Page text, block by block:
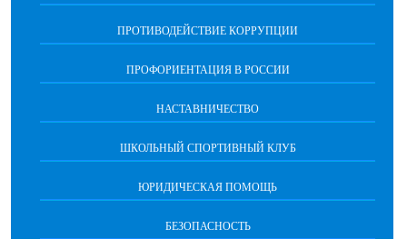
ПРОТИВОДЕЙСТВИЕ КОРРУПЦИИ
ПРОФОРИЕНТАЦИЯ В РОССИИ
НАСТАВНИЧЕСТВО
ШКОЛЬНЫЙ СПОРТИВНЫЙ КЛУБ
ЮРИДИЧЕСКАЯ ПОМОЩЬ
БЕЗОПАСНОСТЬ